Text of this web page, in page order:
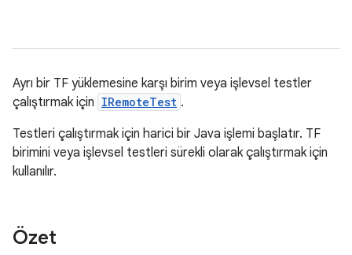
Ayrı bir TF yüklemesine karşı birim veya işlevsel testler
çalıştırmak için IRemoteTest .
Testleri çalıştırmak için harici bir Java işlemi başlatır. TF
birimini veya işlevsel testleri sürekli olarak çalıştırmak için
kullanılır.
Özet